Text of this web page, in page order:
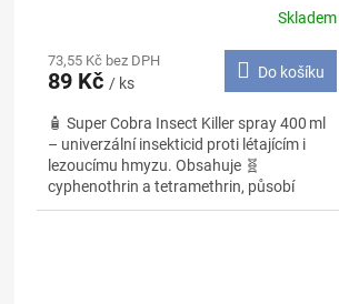
Skladem
73,55 Kč bez DPH
89 Kč / ks
Do košíku
🧴 Super Cobra Insect Killer spray 400 ml
– univerzální insekticid proti létajícím i
lezoucímu hmyzu. Obsahuje 🧬
cyphenothrin a tetramethrin, působí
okamžitě a dlouhodobě. ✅